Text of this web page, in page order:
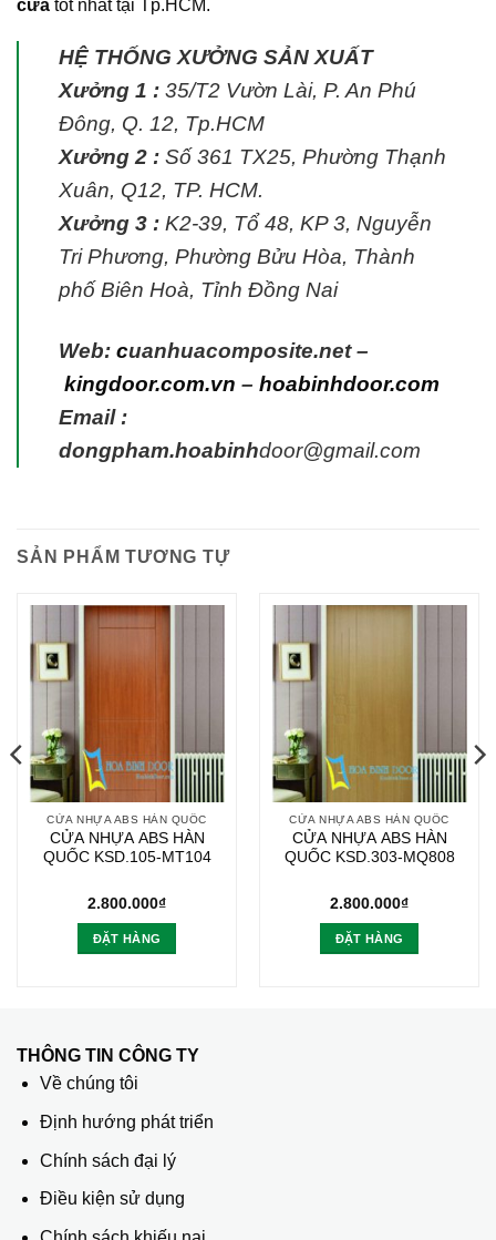
cửa tốt nhất tại Tp.HCM.
HỆ THỐNG XƯỞNG SẢN XUẤT
Xưởng 1 : 35/T2 Vườn Lài, P. An Phú
Đông, Q. 12, Tp.HCM
Xưởng 2 : Số 361 TX25, Phường Thạnh
Xuân, Q12, TP. HCM.
Xưởng 3 : K2-39, Tổ 48, KP 3, Nguyễn
Tri Phương, Phường Bửu Hòa, Thành
phố Biên Hoà, Tỉnh Đồng Nai
Web: cuanhuacomposite.net–
kingdoor.com.vn – hoabinhdoor.com
Email :
dongpham.hoabinhdoor@gmail.com
SẢN PHẨM TƯƠNG TỰ
CỬA NHỰA ABS HÀN QUỐC
CỬA NHỰA ABS HÀN
QUỐC KSD.105-MT104
2.800.000₫
ĐẶT HÀNG
CỬA NHỰA ABS HÀN QUỐC
CỬA NHỰA ABS HÀN
QUỐC KSD.303-MQ808
2.800.000₫
ĐẶT HÀNG
THÔNG TIN CÔNG TY
Về chúng tôi
Định hướng phát triển
Chính sách đại lý
Điều kiện sử dụng